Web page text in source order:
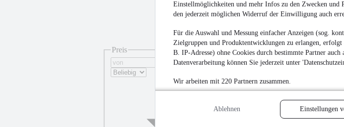
Einstellmöglichkeiten und mehr Infos zu den Zwecken und
den jederzeit möglichen Widerruf der Einwilligung auch
Für die Auswahl und Messung einfacher Anzeigen (sog.
Zielgruppen und Produktentwicklungen zu erlangen, erfolgt
B. IP-Adresse) ohne Cookies durch bestimmte Partner
Datenverarbeitung können Sie jederzeit unter
Wir arbeiten mit 220 Partnern zusammen.
Ablehnen Einstellungen
Preis